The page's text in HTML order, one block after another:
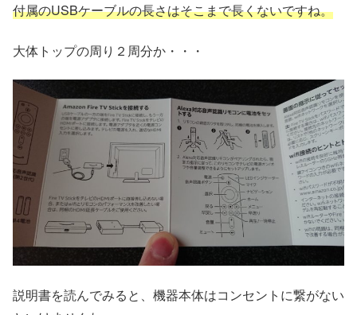
付属のUSBケーブルの長さはそこまで長くないですね。
大体トップの周り２周分か・・・
説明書を読んでみると、機器本体はコンセントに繋がない